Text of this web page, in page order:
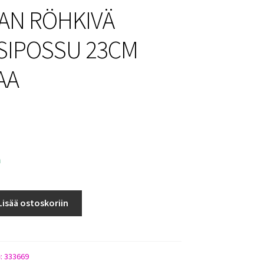
RÖHKIVÄ
23CM
ostoskoriin
333669